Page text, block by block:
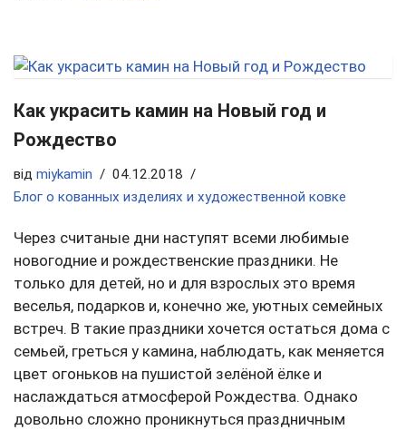
Как украсить камин на Новый год и
Рождество
від miykamin
04.12.2018
Блог о кованных изделиях и художественной ковке
Через считаные дни наступят всеми любимые
новогодние и рождественские праздники. Не
только для детей, но и для взрослых это время
веселья, подарков и, конечно же, уютных семейных
встреч. В такие праздники хочется остаться дома с
семьей, греться у камина, наблюдать, как меняется
цвет огоньков на пушистой зелёной ёлке и
наслаждаться атмосферой Рождества. Однако
довольно сложно проникнуться праздничным